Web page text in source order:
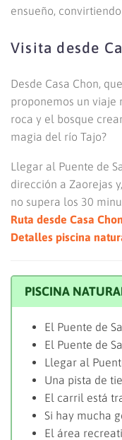
ensueño,
Visita desde
Desde Casa Chon,
proponemos un viaje
roca y el bosque
magia del río Tajo?
Llegar al Puente de
dirección a Zaorejas
no supera los 30
Ruta desde Casa
Detalles piscina
PISCINA
El Puente de
El Puente de
Llegar al
Una pista de
El carril está
Si hay mucha
El área